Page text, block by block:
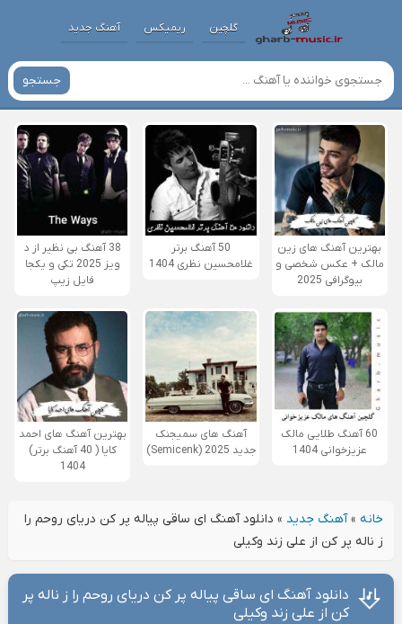
گلچین ریمیکس آهنگ جدید
جستجو
بهترین آهنگ های زین
مالک + عکس شخصی و
بیوگرافی 2025
50 آهنگ برتر
غلامحسین نظری 1404
38 آهنگ بی نظیر از د
ویز 2025 تکی و یکجا
فایل زیپ
60 آهنگ طلایی مالک
عزیزخوانی 1404
آهنگ های سمیجنک
جدید 2025 (Semicenk)
بهترین آهنگ های احمد
کایا ( 40 آهنگ برتر)
1404
خانه»آهنگ جدید » دانلود آهنگ ای ﺳﺎﻗﻰ ﭘﻴﺎﻟﻪ ﭘﺮ ﻛﻦ درﻳﺎی روﺣﻢ را
ز ﻧﺎﻟﻪ ﭘﺮ ﻛﻦ از علی زند وکیلی
دانلود آهنگ ای ﺳﺎﻗﻰ ﭘﻴﺎﻟﻪ ﭘﺮ ﻛﻦ درﻳﺎی روﺣﻢ را ز ﻧﺎﻟﻪ ﭘﺮ
ﻛﻦ از علی زند وکیلی